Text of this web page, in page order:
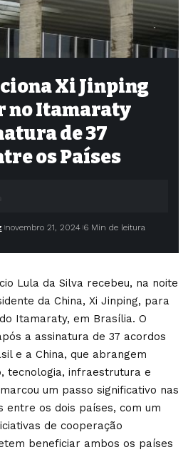
Xi Jinping
no Itamaraty
de 37
os Países
novembro 21, 2024 6 Min de leitura
Lula da Silva recebeu, na noite
da China, Xi Jinping, para
Itamaraty, em Brasília. O
a assinatura de 37 acordos
e a China, que abrangem
tecnologia, infraestrutura e
um passo significativo nas
entre os dois países, com um
de cooperação
beneficiar ambos os países